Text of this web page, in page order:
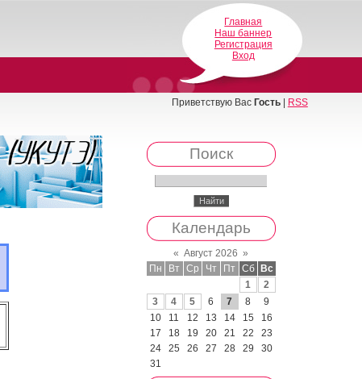
Главная
Наш баннер
Регистрация
Вход
Приветствую Вас Гость| RSS
Поиск
Календарь
« Август 2026 »
Пн
Вт Ср Чт Пт Сб
Вс
1
2
3
4 5 6 7 8
9
10
11 12 13 14 15
16
17
18 19 20 21 22
23
24
25 26 27 28 29
30
31